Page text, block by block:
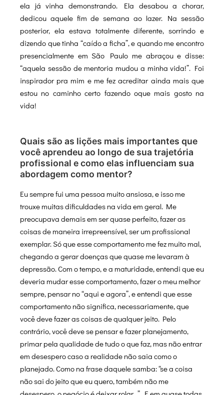
ela já vinha demonstrando. Ela desabou a chorar,
dedicou aquele fim de semana ao lazer. Na sessão
posterior, ela estava totalmente diferente, sorrindo e
dizendo que tinha “caído a ficha”, e quando me encontro
presencialmente em São Paulo me abraçou e disse:
“aquela sessão de mentoria mudou a minha vida!”. Foi
inspirador pra mim e me fez acreditar ainda mais que
estou no caminho certo fazendo oque mais gosto na
vida!
Quais são as lições mais importantes que
você aprendeu ao longo de sua trajetória
profissional e como elas influenciam sua
abordagem como mentor?
Eu sempre fui uma pessoa muito ansiosa, e isso me
trouxe muitas dificuldades na vida em geral. Me
preocupava demais em ser quase perfeito, fazer as
coisas de maneira irrepreensível, ser um profissional
exemplar. Só que esse comportamento me fez muito mal,
chegando a gerar doenças que quase me levaram à
depressão. Com o tempo, e a maturidade, entendi que eu
deveria mudar esse comportamento, fazer o meu melhor
sempre, pensar no “aqui e agora”, e entendi que esse
comportamento não significa, necessariamente, que
você deve fazer as coisas de qualquer jeito. Pelo
contrário, você deve se pensar e fazer planejamento,
primar pela qualidade de tudo o que faz, mas não entrar
em desespero caso a realidade não saia como o
planejado. Como na frase daquele samba: “se a coisa
não sai do jeito que eu quero, também não me